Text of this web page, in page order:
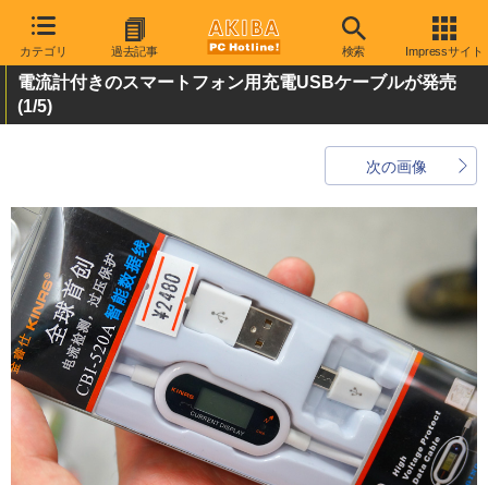
カテゴリ 過去記事 検索 Impressサイト
電流計付きのスマートフォン用充電USBケーブルが発売
(1/5)
次の画像